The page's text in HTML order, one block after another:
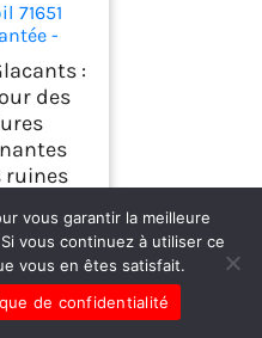
71651
-
Pack -
Une
et de
- Dès 4
:
des
ruines
le
et
recette
vous garantir la meilleure
vous continuez à utiliser ce
vous en êtes satisfait.
de confidentialité